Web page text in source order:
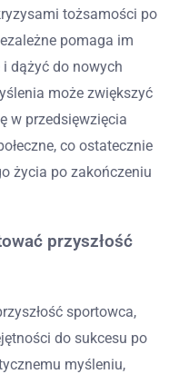
tożsamości po
pomaga im
dążyć do nowych
może zwiększyć
w przedsięwzięcia
co ostatecznie
życia po zakończeniu
przyszłość
sportowca,
do sukcesu po
myśleniu,